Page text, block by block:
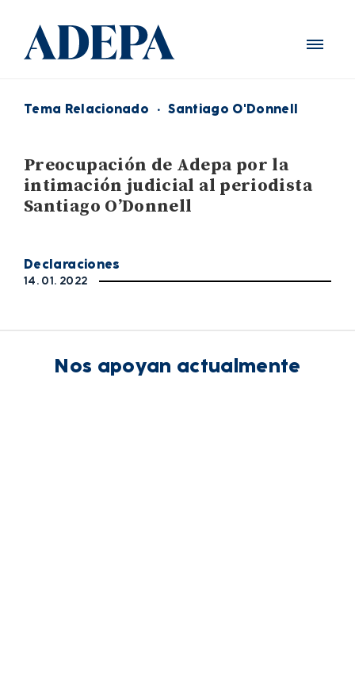
Tema Relacionado · Santiago O'Donnell
Preocupación de Adepa por la
intimación judicial al periodista
Santiago O’Donnell
Declaraciones
14. 01. 2022
Nos apoyan actualmente